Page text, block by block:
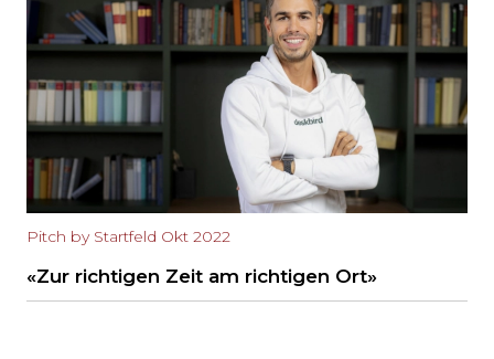
Pitch by Startfeld Okt 2022
«Zur richtigen Zeit am richtigen Ort»